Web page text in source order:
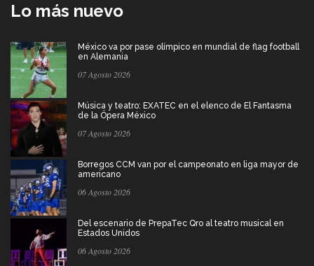
Lo más nuevo
México va por pase olímpico en mundial de flag football
en Alemania
07 Agosto 2026
Música y teatro: EXATEC en el elenco de El Fantasma
de la Ópera México
07 Agosto 2026
Borregos CCM van por el campeonato en liga mayor de
americano
06 Agosto 2026
Del escenario de PrepaTec Qro al teatro musical en
Estados Unidos
06 Agosto 2026